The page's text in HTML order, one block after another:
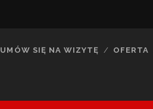
UMÓW SIĘ NA WIZYTĘ OFERTA